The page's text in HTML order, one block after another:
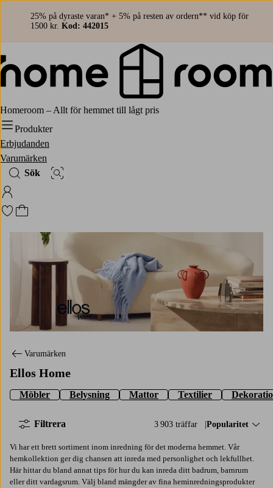
25% på dyraste varan* + 5% på resten av ordern** vid köp för
1500 kr. Kod: 442015
Homeroom – Allt för hemmet till lågt pris
Produkter
Erbjudanden
Varumärken
Sök
Bildsök
Logga in på Homeroom
Gå till favoritmarkerade produkter
Gå till kundvagnen
Ellos Home
Varumärken
Ellos Home
Möbler Belysning Mattor Textilier
3 903 träffar Sortera på:
Popularitet
Filtrera
Vi har ett brett sortiment inom inredning för det moderna hemmet. Vår
hemkollektion ger dig chansen att inreda med personlighet och lekfullhet.
Här hittar du bland annat tips för hur du kan inreda ditt badrum, barnrum
eller ditt vardagsrum. Välj bland mängder av fina heminredningsprodukter